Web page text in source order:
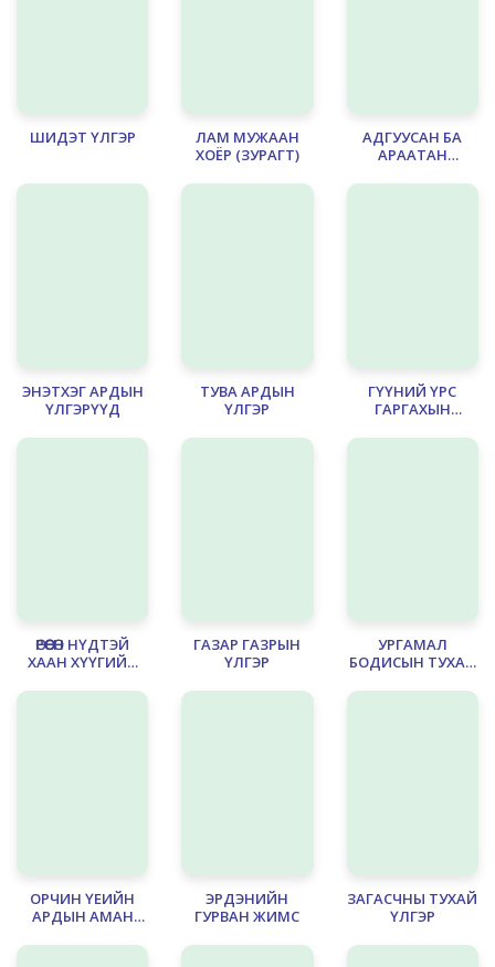
ШИДЭТ ҮЛГЭР
ЛАМ МУЖААН
ХОЁР (ЗУРАГТ)
АДГУУСАН БА
АРААТАН
ҮЛГЭРҮҮД
ЭНЭТХЭГ АРДЫН
ҮЛГЭРҮҮД
ТУВА АРДЫН
ҮЛГЭР
ГҮҮНИЙ ҮРС
ГАРГАХЫН
ӨРӨӨСӨН НҮДТЭЙ
ХААН ХҮҮГИЙН
ГАЗАР ГАЗРЫН
ҮЛГЭР
УРГАМАЛ
БОДИСЫН ТУХАЙ
ОРЧИН ҮЕИЙН
АРДЫН АМАН
ЭРДЭНИЙН
ГУРВАН ЖИМС
ЗАГАСЧНЫ ТУХАЙ
ҮЛГЭР